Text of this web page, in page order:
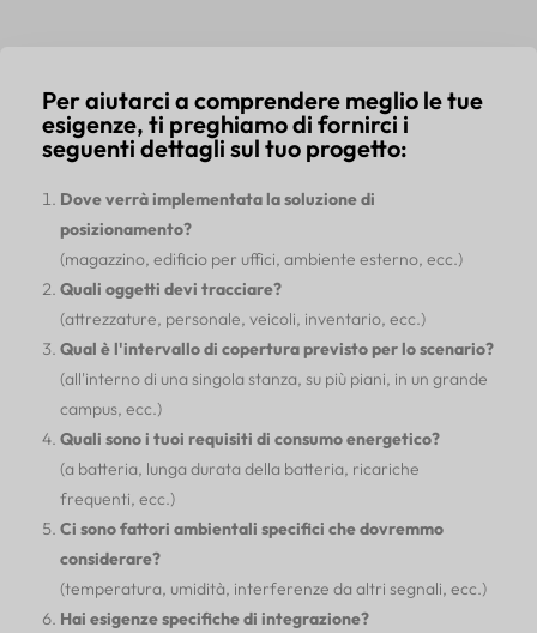
Per aiutarci a comprendere meglio le tue
esigenze, ti preghiamo di fornirci i
seguenti dettagli sul tuo progetto:
Dove verrà implementata la soluzione di
posizionamento?
(magazzino, edificio per uffici, ambiente esterno, ecc.)
Quali oggetti devi tracciare?
(attrezzature, personale, veicoli, inventario, ecc.)
Qual è l'intervallo di copertura previsto per lo scenario?
(all'interno di una singola stanza, su più piani, in un grande
campus, ecc.)
Quali sono i tuoi requisiti di consumo energetico?
(a batteria, lunga durata della batteria, ricariche
frequenti, ecc.)
Ci sono fattori ambientali specifici che dovremmo
considerare?
(temperatura, umidità, interferenze da altri segnali, ecc.)
Hai esigenze specifiche di integrazione?